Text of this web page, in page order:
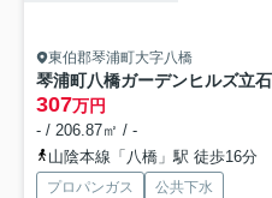
東伯郡琴浦町大字八橋
琴浦町八橋ガーデンヒルズ立
307万円
- / 206.87㎡ / -
山陰本線「八橋」駅 徒歩16分
プロパンガス 公共下水